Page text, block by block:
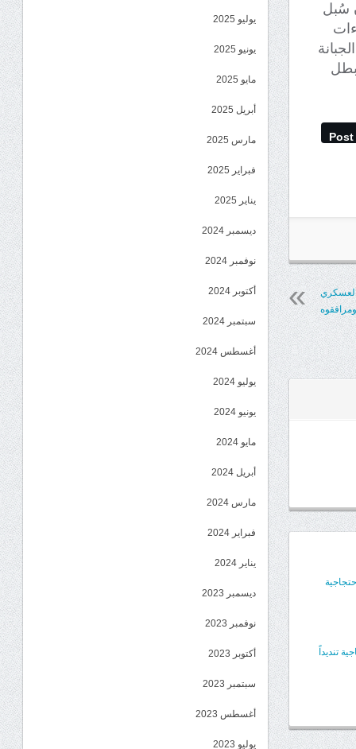
سُبل
Post
العسكري
تنديداً
يوليو 2025
يونيو 2025
مايو 2025
أبريل 2025
مارس 2025
فبراير 2025
يناير 2025
ديسمبر 2024
نوفمبر 2024
أكتوبر 2024
سبتمبر 2024
أغسطس 2024
يوليو 2024
يونيو 2024
مايو 2024
أبريل 2024
مارس 2024
فبراير 2024
يناير 2024
ديسمبر 2023
نوفمبر 2023
أكتوبر 2023
سبتمبر 2023
أغسطس 2023
يوليو 2023